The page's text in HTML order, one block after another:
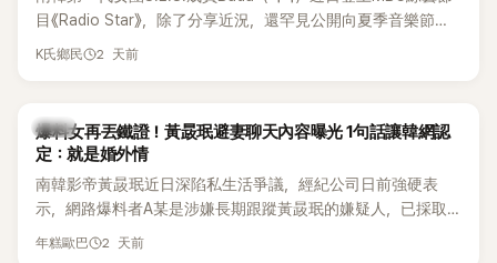
麼大，不知道才奇怪吧。」一來一往，氣氛反而更加輕鬆。 談到
當年情況，李智惠終於鬆口坦言，當時確實被質疑動過隆胸手
術。她回憶：「拍了比基尼照片之後，就開始被說是不是去隆乳
了。」為了澄清誤會，她只好親自站出來說清楚。 李智惠進一步
想，既然一直說我有做，那我乾脆把腋下給大家看，證明我根
本沒動過。」一句話說完，全場瞬間炸鍋，來賓又驚又笑。 事實
上，早在 2006 年，李智惠就為了證明自己沒有「隆乳」，真的
召開了一場泳裝記者招待會。當時她穿著比基尼站在一排攝影
這段為平息爭議、直接公開腋下畫面自證清白的往事再度被提
目《Radio Star》，除了分享近況，還罕見公開向夏季音樂節
Waterbomb喊話，笑稱自己至今從未受邀演出，更幽默表示：
K氏鄉民 2 天前
韓星
爆料女再丟鐵證！黃晸珉避妻聊天內容曝光 1句話讓韓網認
定：就是婚外情
南韓影帝黃晸珉近日深陷私生活爭議，經紀公司日前強硬表
示，網路爆料者A某是涉嫌長期跟蹤黃晸珉的嫌疑人，已採取
法律行動。不過，A某並未因此停止發聲，5日再度透過社群平
年糕歐巴 2 天前